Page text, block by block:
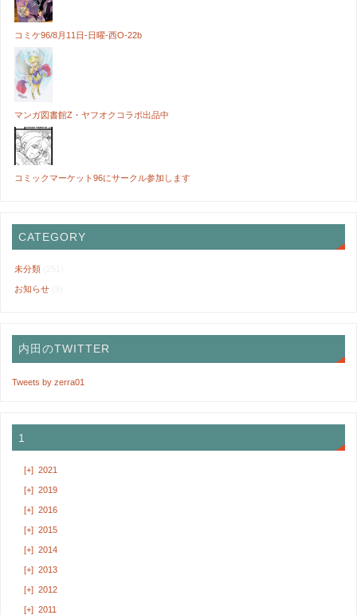
コミケ96/8月11日-日曜-西O-22b
マンガ図書館Z・ヤフオクコラボ出品中
コミックマーケット96にサークル参加します
CATEGORY
未分類
お知らせ
内田のTWITTER
Tweets by zerra01
1
[+] 2021
[+] 2019
[+] 2016
[+] 2015
[+] 2014
[+] 2013
[+] 2012
[+] 2011